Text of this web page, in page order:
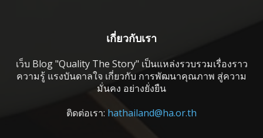
เกี่ยวกับเรา
เว็บ Blog "Quality The Story" เป็นแหล่งรวบรวมเรื่องราว
ความรู้ แรงบันดาลใจ เกี่ยวกับ การพัฒนาคุณภาพ สู่ความ
มั่นคง อย่างยั่งยืน
ติดต่อเรา: hathailand@ha.or.th